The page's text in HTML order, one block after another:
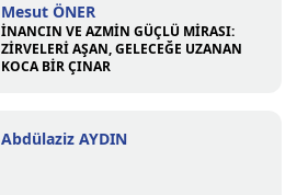
Mesut ÖNER
İNANCIN VE AZMİN GÜÇLÜ MİRASI:
ZİRVELERİ AŞAN, GELECEĞE UZANAN
KOCA BİR ÇINAR
Abdülaziz AYDIN